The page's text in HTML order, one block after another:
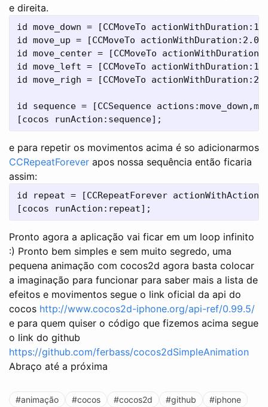
e direita.
id move_down = [CCMoveTo
id move_up = [CCMoveTo
id move_center = [CCMoveTo
id move_left = [CCMoveTo
id move_righ = [CCMoveTo
id sequence = [CCSequence
e para repetir os movimentos acima é so adicionarmos
CCRepeatForever apos nossa sequência então ficaria
assim:
id repeat = [CCRepeatForever
Pronto agora a aplicação vai ficar em um loop infinito
:) Pronto bem simples e sem muito segredo, uma
pequena animação com cocos2d agora basta colocar
a imaginação para funcionar para saber mais a lista de
efeitos e movimentos segue o link oficial da api do
cocos http://www.cocos2d-iphone.org/api-ref/0.99.5/
e para quem quiser o código que fizemos acima segue
o link do github
https://github.com/ferbass/cocos2dSimpleAnimation
Abraço até a próxima
#animação #cocos #cocos2d #github #iphone